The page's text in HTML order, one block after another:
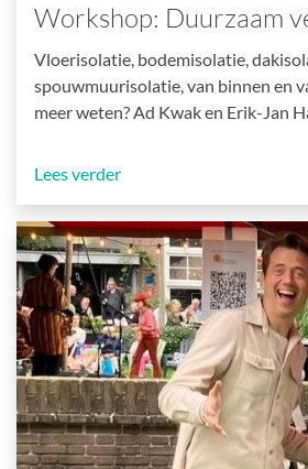
Workshop: Duurzaam
Vloerisolatie, bodemisolatie,
spouwmuurisolatie, van binnen en
meer weten? Ad Kwak en Erik-Jan
Lees verder